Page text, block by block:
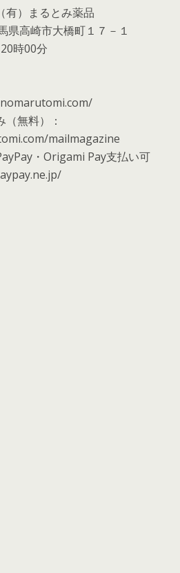
有）まるとみ薬品
県高崎市大橋町１７－１
時00分
無料）：
mailmagazine
・Origami Pay支払い可